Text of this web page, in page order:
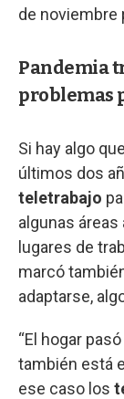
de noviembre
Pandemia
problemas
Si hay algo
últimos dos
teletrabajo
algunas áreas
lugares de
marcó
adaptarse,
“El hogar
también está
ese caso los